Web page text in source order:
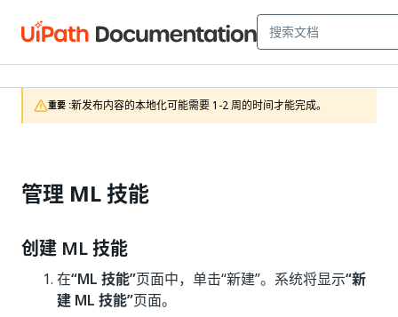
重要 :新发布内容的本地化可能需要 1-2 周的时间才能完成。
管理 ML 技能
创建 ML 技能
在“ML 技能”页面中，单击“新建”。系统将显示“新
建 ML 技能”页面。